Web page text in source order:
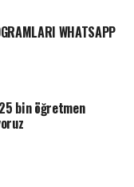
WHATSAPP
bin öğretmen